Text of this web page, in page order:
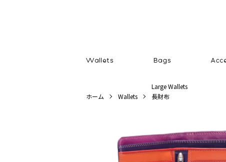
ホーム Wallets
Large Wallets
長財布